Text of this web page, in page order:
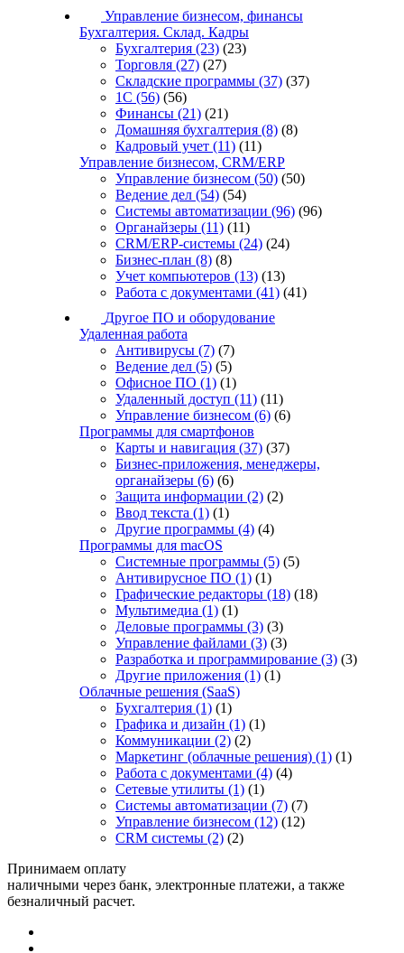
Управление бизнесом, финансы
Бухгалтерия. Склад. Кадры
Бухгалтерия (23) (23)
Торговля (27) (27)
Складские программы (37) (37)
1С (56) (56)
Финансы (21) (21)
Домашняя бухгалтерия (8) (8)
Кадровый учет (11) (11)
Управление бизнесом, CRM/ERP
Управление бизнесом (50) (50)
Ведение дел (54) (54)
Системы автоматизации (96) (96)
Органайзеры (11) (11)
CRM/ERP-системы (24) (24)
Бизнес-план (8) (8)
Учет компьютеров (13) (13)
Работа с документами (41) (41)
Другое ПО и оборудование
Удаленная работа
Антивирусы (7) (7)
Ведение дел (5) (5)
Офисное ПО (1) (1)
Удаленный доступ (11) (11)
Управление бизнесом (6) (6)
Программы для смартфонов
Карты и навигация (37) (37)
Бизнес-приложения, менеджеры,
органайзеры (6) (6)
Защита информации (2) (2)
Ввод текста (1) (1)
Другие программы (4) (4)
Программы для macOS
Системные программы (5) (5)
Антивирусное ПО (1) (1)
Графические редакторы (18) (18)
Мультимедиа (1) (1)
Деловые программы (3) (3)
Управление файлами (3) (3)
Разработка и программирование (3) (3)
Другие приложения (1) (1)
Облачные решения (SaaS)
Бухгалтерия (1) (1)
Графика и дизайн (1) (1)
Коммуникации (2) (2)
Маркетинг (облачные решения) (1) (1)
Работа с документами (4) (4)
Сетевые утилиты (1) (1)
Системы автоматизации (7) (7)
Управление бизнесом (12) (12)
CRM системы (2) (2)
Принимаем оплату
наличными через банк, электронные платежи, а также
безналичный расчет.